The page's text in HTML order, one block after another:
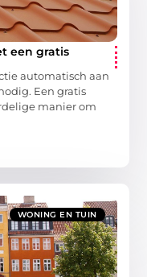
een gratis
automatisch aan
Een gratis
manier om
WONING EN TUIN